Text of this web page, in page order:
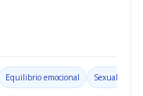
Equilibrio emocional Sexualidad